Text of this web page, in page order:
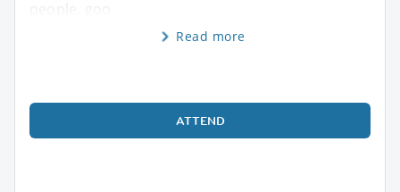
Read more
ATTEND